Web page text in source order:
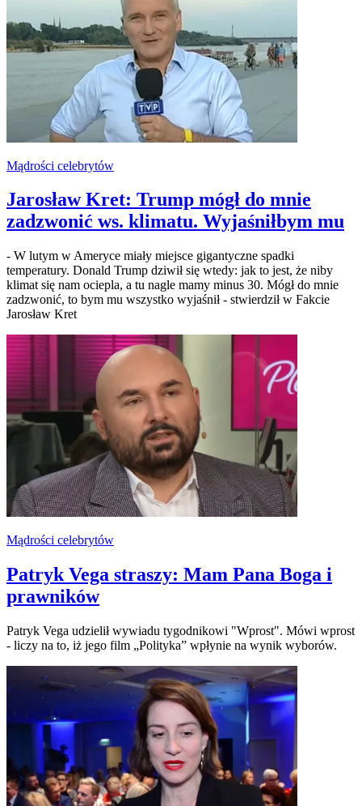
Mądrości celebrytów
Jarosław Kret: Trump mógł do mnie
zadzwonić ws. klimatu. Wyjaśniłbym mu
- W lutym w Ameryce miały miejsce gigantyczne spadki
temperatury. Donald Trump dziwił się wtedy: jak to jest, że niby
klimat się nam ociepla, a tu nagle mamy minus 30. Mógł do mnie
zadzwonić, to bym mu wszystko wyjaśnił - stwierdził w Fakcie
Jarosław Kret
Mądrości celebrytów
Patryk Vega straszy: Mam Pana Boga i
prawników
Patryk Vega udzielił wywiadu tygodnikowi "Wprost". Mówi wprost
- liczy na to, iż jego film „Polityka” wpłynie na wynik wyborów.